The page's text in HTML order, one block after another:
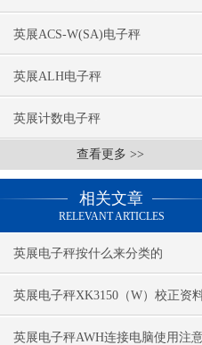
英展ACS-W(SA)电子秤
英展ALH电子秤
英展计数电子秤
查看更多 >>
相关文章
RELEVANT ARTICLES
英展电子秤按什么来分类的
英展电子秤XK3150（W）校正资
英展电子秤AWH连接电脑使用注